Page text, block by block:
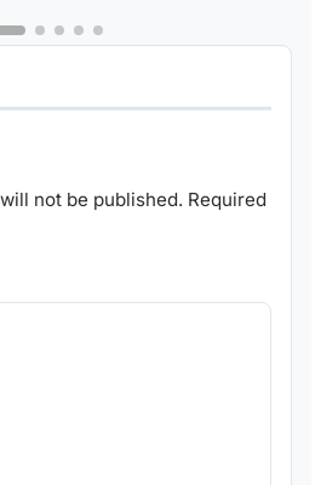
not be published. Required